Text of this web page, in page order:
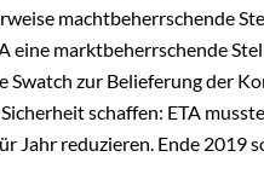
machtbeherrschende
eine marktbeherrschende
zur Belieferung der
schaffen: ETA
Jahr reduzieren. Ende 2019